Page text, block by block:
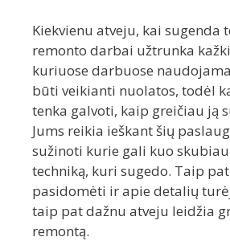
Kiekvienu atveju, kai sugenda
remonto darbai užtrunka
kuriuose darbuose
būti veikianti nuolatos, todėl
tenka galvoti, kaip greičiau ją
Jums reikia ieškant šių
sužinoti kurie gali kuo
techniką, kuri sugedo. Taip
pasidomėti ir apie detalių
taip pat dažnu atveju leidžia
remontą.